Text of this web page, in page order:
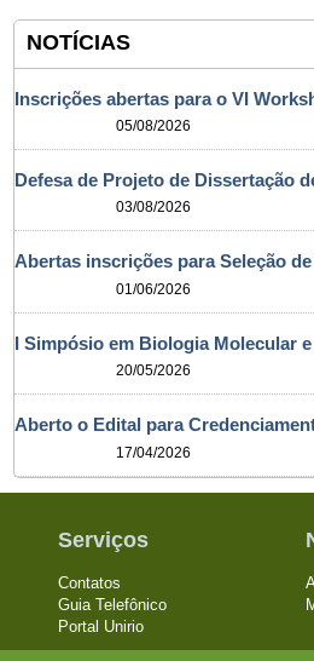
NOTÍCIAS
Inscrições abertas para o VI
05/08/2026
Defesa de Projeto de Dissertação
03/08/2026
Abertas inscrições para Seleção
01/06/2026
I Simpósio em Biologia Molecular
20/05/2026
Aberto o Edital para
17/04/2026
Serviços
Contatos
Guia Telefônico
Portal Unirio